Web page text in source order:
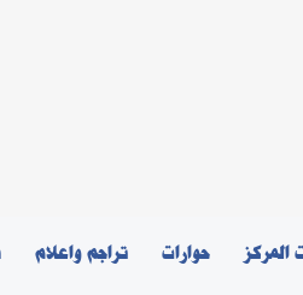
المركز حوارات تراجم واعلام